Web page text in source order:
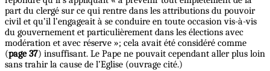
part du clergé sur ce qui rentre dans les attributions du pouvoir
civil et qu’il l’engageait à se conduire en toute occasion vis-à-vis
du gouvernement et particulièrement dans les élections avec
modération et avec réserve »; cela avait été considéré comme
(page 37) insuffisant. Le Pape ne pouvait cependant aller plus loin
sans trahir la cause de l’Eglise (ouvrage cité.)